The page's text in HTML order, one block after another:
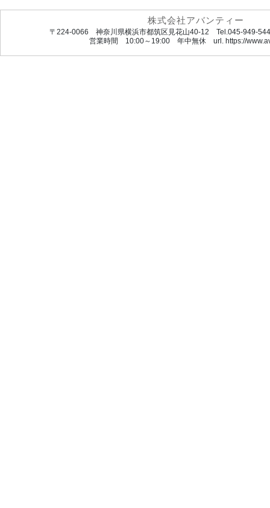
株式会社アバンティー
〒224-0066 神奈川県横浜市都筑区見花山40-12 Tel.045-949-
営業時間 10:00～19:00 年中無休 url. https://